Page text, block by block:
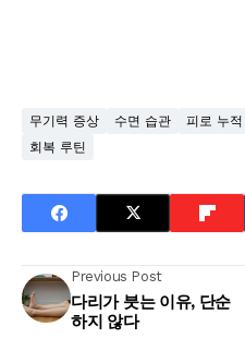
무기력 증상 수면 습관 피로 누적
회복 루틴
Previous Post
다리가 붓는 이유, 단순
하지 않다